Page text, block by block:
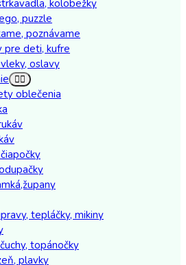
kolobežky
puzzle
poznávame
pre deti, kufre
oslavy
oblečenia
tepláčky, mikiny
topánočky
plavky